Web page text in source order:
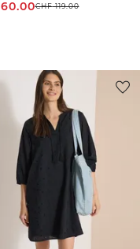
60.00CHF119.00